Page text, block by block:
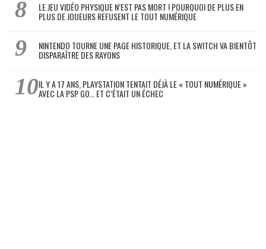
LE JEU VIDÉO PHYSIQUE N’EST PAS MORT ! POURQUOI DE PLUS EN
PLUS DE JOUEURS REFUSENT LE TOUT NUMÉRIQUE
NINTENDO TOURNE UNE PAGE HISTORIQUE, ET LA SWITCH VA BIENTÔT
DISPARAÎTRE DES RAYONS
IL Y A 17 ANS, PLAYSTATION TENTAIT DÉJÀ LE « TOUT NUMÉRIQUE »
AVEC LA PSP GO… ET C’ÉTAIT UN ÉCHEC